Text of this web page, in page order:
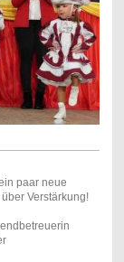
paar neue
Verstärkung!